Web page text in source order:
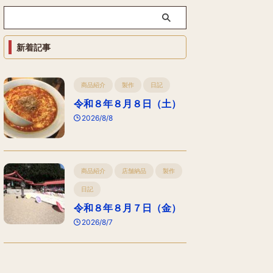
新着記事
商品紹介 製作 日記
令和８年８月８日（土）
2026/8/8
商品紹介 店舗納品 製作
日記
令和８年８月７日（金）
2026/8/7